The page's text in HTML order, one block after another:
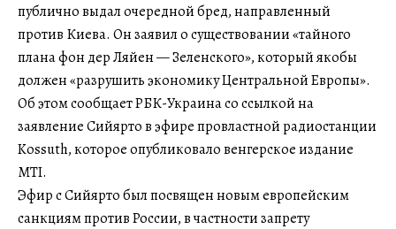
публично выдал очередной бред, направленный
против Киева. Он заявил о существовании «тайного
плана фон дер Ляйен — Зеленского», который якобы
должен «разрушить экономику Центральной Европы».
Об этом сообщает РБК-Украина со ссылкой на
заявление Сийярто в эфире провластной радиостанции
Kossuth, которое опубликовало венгерское издание
MTI.
Эфир с Сийярто был посвящен новым европейским
санкциям против России, в частности запрету